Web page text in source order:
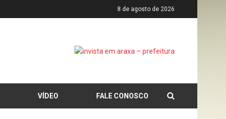
8 de agosto de 2026
VÍDEO FALE CONOSCO